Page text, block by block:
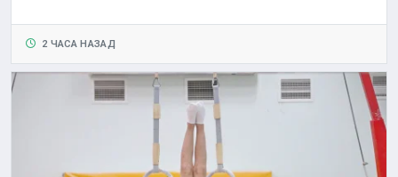
2 ЧАСА НАЗАД